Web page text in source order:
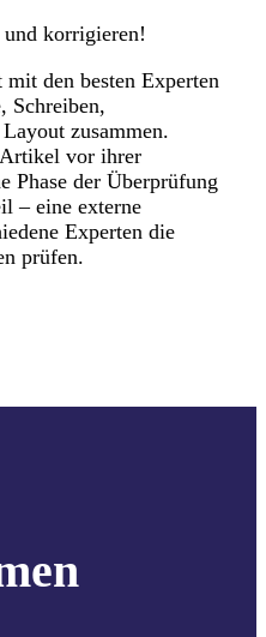
korrigieren!
den besten Experten
Schreiben,
zusammen.
vor ihrer
Phase der Überprüfung
– eine externe
Experten die
prüfen.